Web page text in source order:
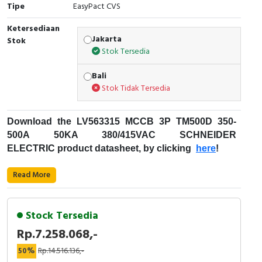
Cable Operated Switch
Signalling Columns
Pressure Switch
Ultrasonic & Rotary Encoder
Limit Switch
Inductive Sensors
Photoelectric
Cam Switch
Panel Box
Tipe
EasyPact CVS
Ketersediaan
Stok
Jakarta
Stok Tersedia
Bali
Stok Tidak Tersedia
Download the LV563315
MCCB 3P TM500D 350-
500A 50KA 380/415VAC SCHNEIDER
ELECTRIC product datasheet, by clicking here!
Fungsi MCCB
Nama Produk : MCCB 3P TM500D 350-500A
50KA 380/415VAC
Deskripsi : EASYPACT CVS SCHNEIDER
EasyPact CVS - Schneider Electric
Read More
Stock Tersedia
Rp.7.258.068,-
50% Rp.14.516.136,-